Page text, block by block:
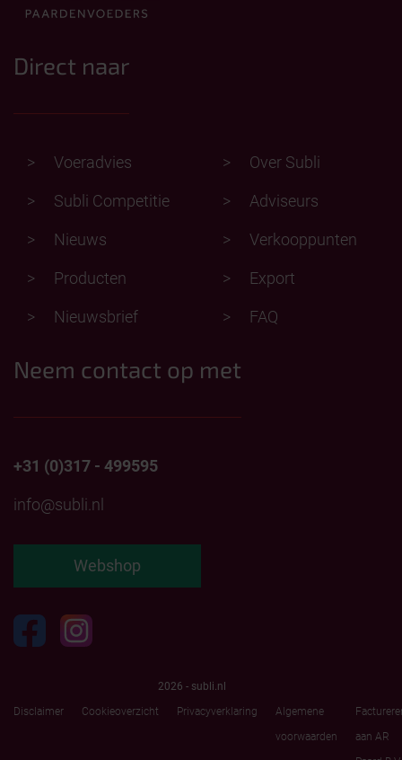
Direct naar
Voeradvies
Subli Competitie
Nieuws
Producten
Nieuwsbrief
Over Subli
Adviseurs
Verkooppunten
Export
FAQ
Neem contact op met
+31 (0)317 - 499595
info@subli.nl
Webshop
2026 - subli.nl
Disclaimer
Cookieoverzicht Privacyverklaring
Algemene
voorwaarden
aan AR